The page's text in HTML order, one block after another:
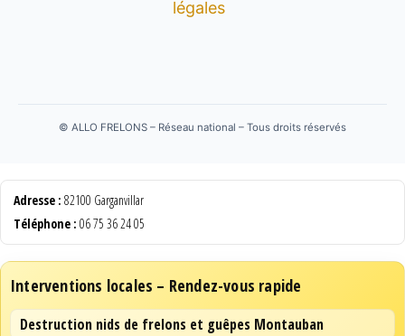
légales
© ALLO FRELONS – Réseau national – Tous droits réservés
Adresse : 82100 Garganvillar
Téléphone : 06 75 36 24 05
Interventions locales – Rendez-vous rapide
Destruction nids de frelons et guêpes Montauban